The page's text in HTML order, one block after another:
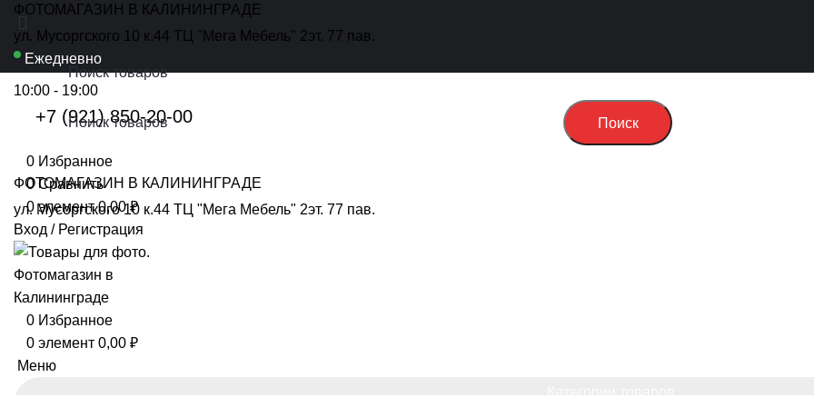
ФОТОМАГАЗИН В КАЛИНИНГРАДЕ
ул. Мусоргского 10 к.44 ТЦ "Мега Мебель" 2эт. 77 пав.
Ежедневно
10:00 - 19:00
+7 (921) 850-20-00
ФОТОМАГАЗИН В КАЛИНИНГРАДЕ
ул. Мусоргского 10 к.44 ТЦ "Мега Мебель" 2эт. 77 пав.
Поиск
0 Избранное
0 Сравнить
0элемент 0,00₽
Вход / Регистрация
0 Избранное
0 элемент 0,00 ₽
Меню